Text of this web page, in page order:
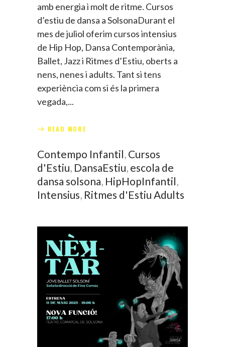
amb energia i molt de ritme. Cursos
d’estiu de dansa a SolsonaDurant el
mes de juliol oferim cursos intensius
de Hip Hop, Dansa Contemporània,
Ballet, Jazz i Ritmes d’Estiu, oberts a
nens, nenes i adults. Tant si tens
experiència com si és la primera
vegada,
READ MORE
Contempo Infantil, Cursos
d'Estiu, DansaEstiu, escola de
dansa solsona, HipHopInfantil,
Intensius, Ritmes d'Estiu Adults